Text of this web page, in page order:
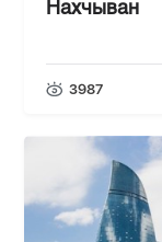
Нахчыван
3987